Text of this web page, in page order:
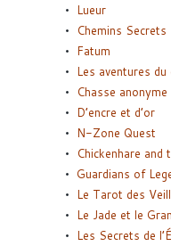
Lueur
Chemins Secrets
Fatum
Les aventures
Chasse anonyme
D’encre et d’or
N-Zone Quest
Chickenhare
Guardians of
Le Tarot des
Le Jade et le
Les Secrets de